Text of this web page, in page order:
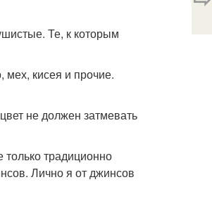
Те, к которым
кисея и прочие.
не должен затмевать
только традиционно
Лично я от джинсов